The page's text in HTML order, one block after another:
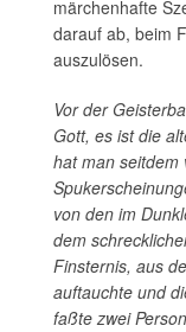
märchenhafte
darauf ab, beim
auszulösen.
Vor der
Gott, es ist die
hat man seitdem
von den im
dem
Finsternis, aus
auftauchte und
faßte zwei